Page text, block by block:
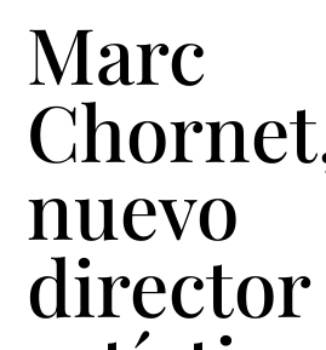
Marc
nuevo
director